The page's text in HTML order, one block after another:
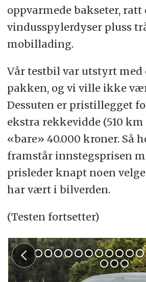
oppvarmede bakseter, ratt
vindusspylerdyser pluss
mobillading.
Vår testbil var utstyrt med
pakken, og vi ville ikke
Dessuten er pristillegget
ekstra rekkevidde (510 km
«bare» 40.000 kroner. Så
framstår innstegsprisen
prisleder knapt noen
har vært i bilverden.
(Testen fortsetter)